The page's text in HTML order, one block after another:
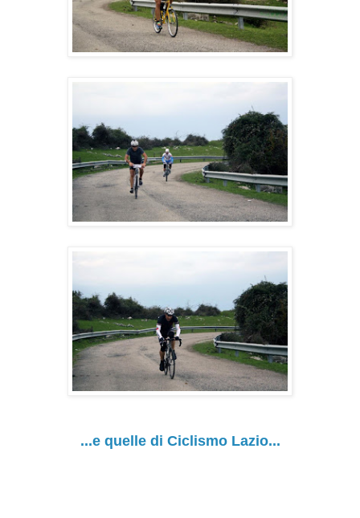
...e quelle di Ciclismo Lazio...